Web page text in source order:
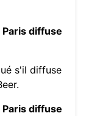
Paris diffuse
s'il diffuse
Paris diffuse